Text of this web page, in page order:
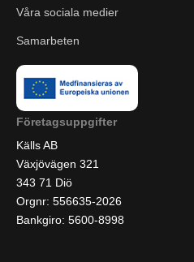
Våra sociala medier
Samarbeten
Företagsuppgifter
Källs AB
Växjövägen 321
343 71 Diö
Orgnr: 556635-2026
Bankgiro: 5600-8998